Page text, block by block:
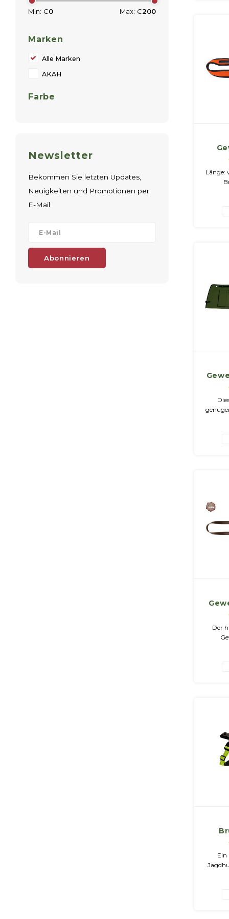
Min: €0 Max: €200
Marken
Alle Marken
AKAH
Farbe
Newsletter
Bekommen Sie letzten Updates,
Neuigkeiten und Promotionen per
E-Mail
Abonnieren
Länge:
Der
Ein
die